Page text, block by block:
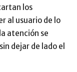
los
al usuario de lo
atención se
dejar de lado el